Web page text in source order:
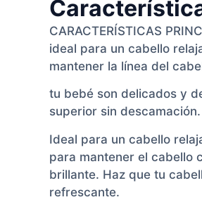
CARACTERÍSTICAS
ideal para un cabello
mantener la línea del
tu bebé son delicados y
superior sin
Ideal para un cabello
para mantener el cabello
brillante. Haz que tu
refrescante.